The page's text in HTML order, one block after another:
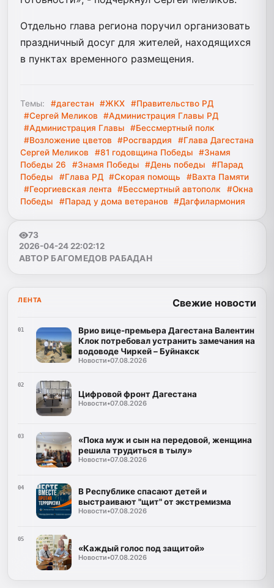
Отдельно глава региона поручил организовать
праздничный досуг для жителей, находящихся
в пунктах временного размещения.
Темы: #дагестан #ЖКХ
#Правительство РД
#Сергей Меликов
#Администрация Главы РД
#Администрация Главы
#Бессмертный полк
#Возложение цветов
#Росгвардия
#Глава Дагестана
Сергей Меликов
#81 годовщина Победы
#Знамя
Победы 26
#Знамя Победы #День победы
#Парад
Победы
#Глава РД #Скорая помощь
#Вахта Памяти
#Георгиевская лента
#Бессмертный автополк
#Окна
Победы
#Парад у дома ветеранов #Дагфилармония
73
2026-04-24 22:02:12
АВТОР БАГОМЕДОВ РАБАДАН
ЛЕНТА Свежие новости
01
Врио вице-премьера Дагестана Валентин
Клок потребовал устранить замечания на
водоводе Чиркей – Буйнакск
Новости•07.08.2026
02
Цифровой фронт Дагестана
Новости•07.08.2026
03
«Пока муж и сын на передовой, женщина
решила трудиться в тылу»
Новости•07.08.2026
04
В Республике спасают детей и
выстраивают "щит" от экстремизма
Новости•07.08.2026
05
«Каждый голос под защитой»
Новости•07.08.2026